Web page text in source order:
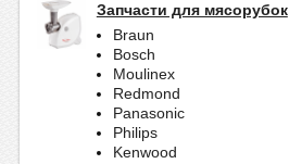
Запчасти для мясорубок
Braun
Bosch
Moulinex
Redmond
Panasonic
Philips
Kenwood